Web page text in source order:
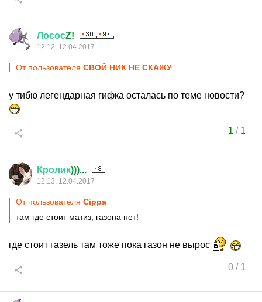
ЛососZ!
12:12, 12.04.2017
От пользователя СВОЙ НИК НЕ СКАЖУ
у тибю легендарная гифка осталась по теме новости?
1 / 1
Кролик)))...
12:13, 12.04.2017
От пользователя Cippa
там где стоит матиз, газона нет!
где стоит газель там тоже пока газон не вырос
0/ 1